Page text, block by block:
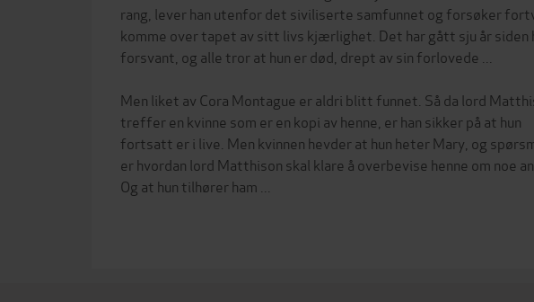
rang, lever han utenfor det siviliserte samfunnet og forsøker
komme over tapet av sitt livs kjærlighet. Det har gått sju år siden
forsvant, og alle tror at hun er død, drept av sin forlovede ...
Men liket av Cora Montague er aldri blitt funnet. Så da lord
treffer en kvinne som er en kopi av henne, er han sikker på at hun
fortsatt er i live. Men kvinnen hevder at hun heter Mary, og
er hvordan lord Matthison skal klare å overbevise henne om noe
Og at hun tilhører ham ...